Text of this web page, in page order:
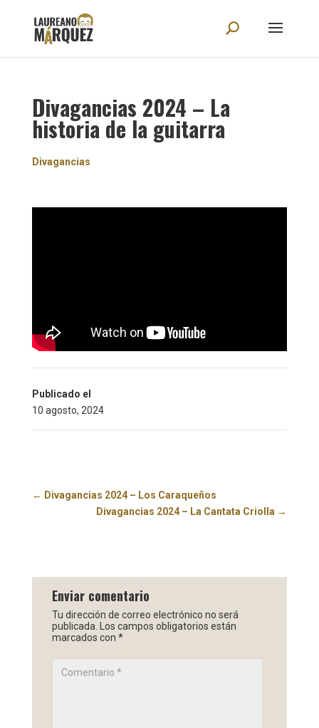
Divagancias 2024 – La
historia de la guitarra
Divagancias
Publicado el
10 agosto, 2024
← Divagancias 2024 – Los Caraqueños
Divagancias 2024 – La Cantata Criolla →
Enviar comentario
Tu dirección de correo electrónico no será
publicada.
Los campos obligatorios están
marcados con *